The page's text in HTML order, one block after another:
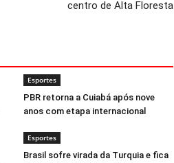
centro de Alta Floresta
Esportes
PBR retorna a Cuiabá após nove
anos com etapa internacional
Esportes
Brasil sofre virada da Turquia e fica